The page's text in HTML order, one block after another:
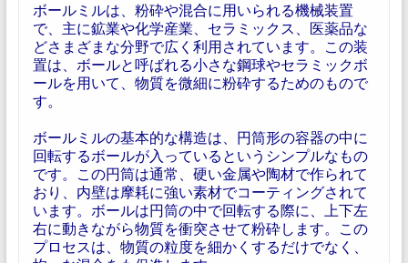
ボールミルは、粉砕や混合に用いられる機械装置
で、主に鉱業や化学産業、セラミックス、医薬品な
どさまざまな分野で広く利用されています。この装
置は、ボールと呼ばれる小さな鋼球やセラミックボ
ールを用いて、物質を微細に粉砕するためのもので
す。
ボールミルの基本的な構造は、円筒形の容器の中に
回転するボールが入っているというシンプルなもの
です。この円筒は通常、硬い金属や陶材で作られて
おり、内壁は摩耗に強い素材でコーティングされて
います。ボールは円筒の中で回転する際に、上下左
右に動きながら物質を衝突させて粉砕します。この
プロセスは、物質の粒度を細かくするだけでなく、